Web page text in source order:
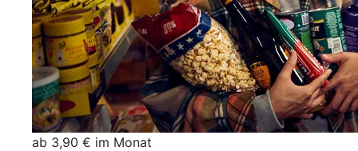
ab 3,90 € im Monat